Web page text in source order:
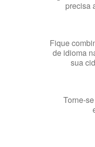
Fique
de idioma
sua
Torne-